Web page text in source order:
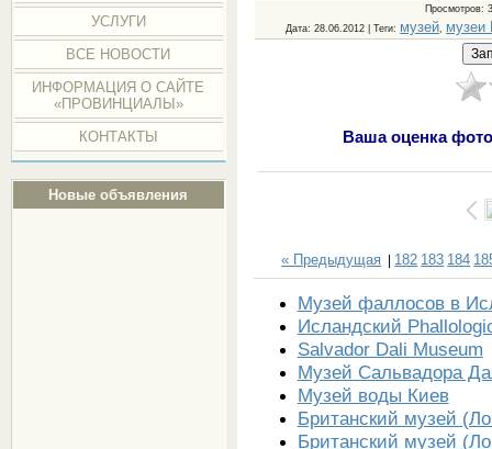
УСЛУГИ
ВСЕ НОВОСТИ
ИНФОРМАЦИЯ О САЙТЕ
«ПРОВИНЦИАЛЫ»
КОНТАКТЫ
Новые объявления
Просмотров:
Дата: 28.06.2012 |Теги: музей музеи
Ваша оценка
« Предыдущая | 182 183 184
Музей фаллосов в
Исландский
Salvador Dali Museum
Музей Сальвадора
Музей воды Киев
Британский музей
Британский музей